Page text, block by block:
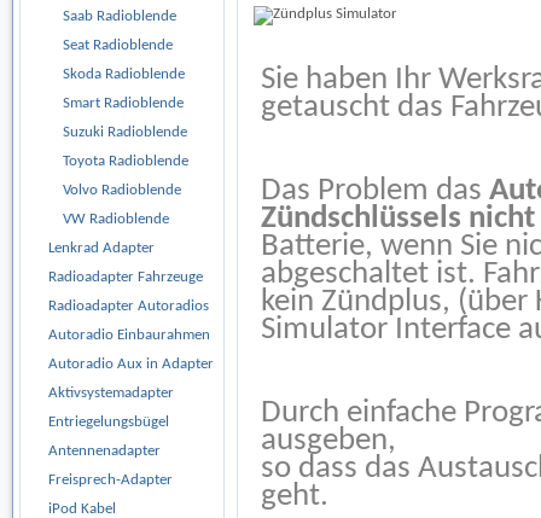
Saab Radioblende
Seat Radioblende
Skoda Radioblende
Smart Radioblende
Suzuki Radioblende
Toyota Radioblende
Volvo Radioblende
VW Radioblende
Lenkrad Adapter
Radioadapter Fahrzeuge
Radioadapter Autoradios
Autoradio Einbaurahmen
Autoradio Aux in Adapter
Aktivsystemadapter
Entriegelungsbügel
Antennenadapter
Freisprech-Adapter
iPod Kabel
Sie haben Ihr
getauscht das
Das Problem das
Zündschlüssels
Batterie, wenn Sie
abgeschaltet ist.
kein Zündplus, (über
Simulator Interface
Durch einfache
ausgeben,
so dass das
geht.